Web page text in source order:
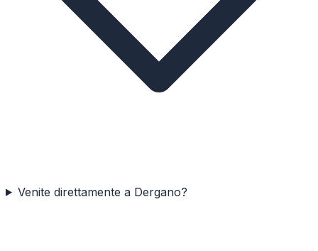
Venite direttamente a Dergano?